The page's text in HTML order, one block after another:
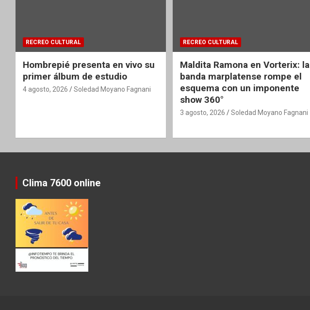
RECREO CULTURAL
Hombrepié presenta en vivo su
primer álbum de estudio
4 agosto, 2026 Soledad Moyano Fagnani
RECREO CULTURAL
Maldita Ramona en Vorterix: la
banda marplatense rompe el
esquema con un imponente
show 360°
3 agosto, 2026 Soledad Moyano Fagnani
Clima 7600 online